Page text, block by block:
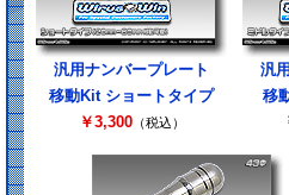
汎用ナンバープレート
移動Kit ショートタイプ
￥3,300（税込）
汎
移